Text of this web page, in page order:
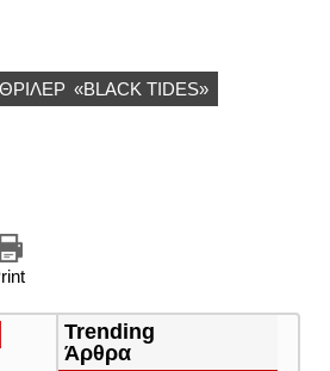
ΘΡΊΛΕΡ «BLACK TIDES»
Trending
Άρθρα